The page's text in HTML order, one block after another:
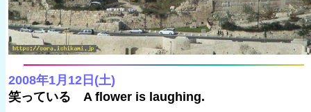
2008年1月12日(土)
笑っている A flower is laughing.